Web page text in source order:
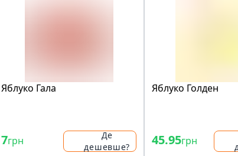
Яблуко Гала
7грн
Де
дешевше?
Яблуко Голден
45.95грн